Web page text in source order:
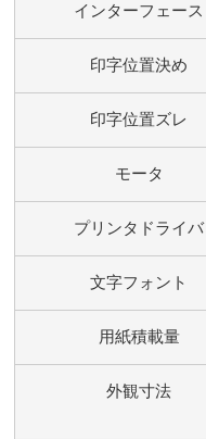
インターフェース
印字位置決め
印字位置ズレ
モータ
プリンタドライバ
文字フォント
用紙積載量
外観寸法